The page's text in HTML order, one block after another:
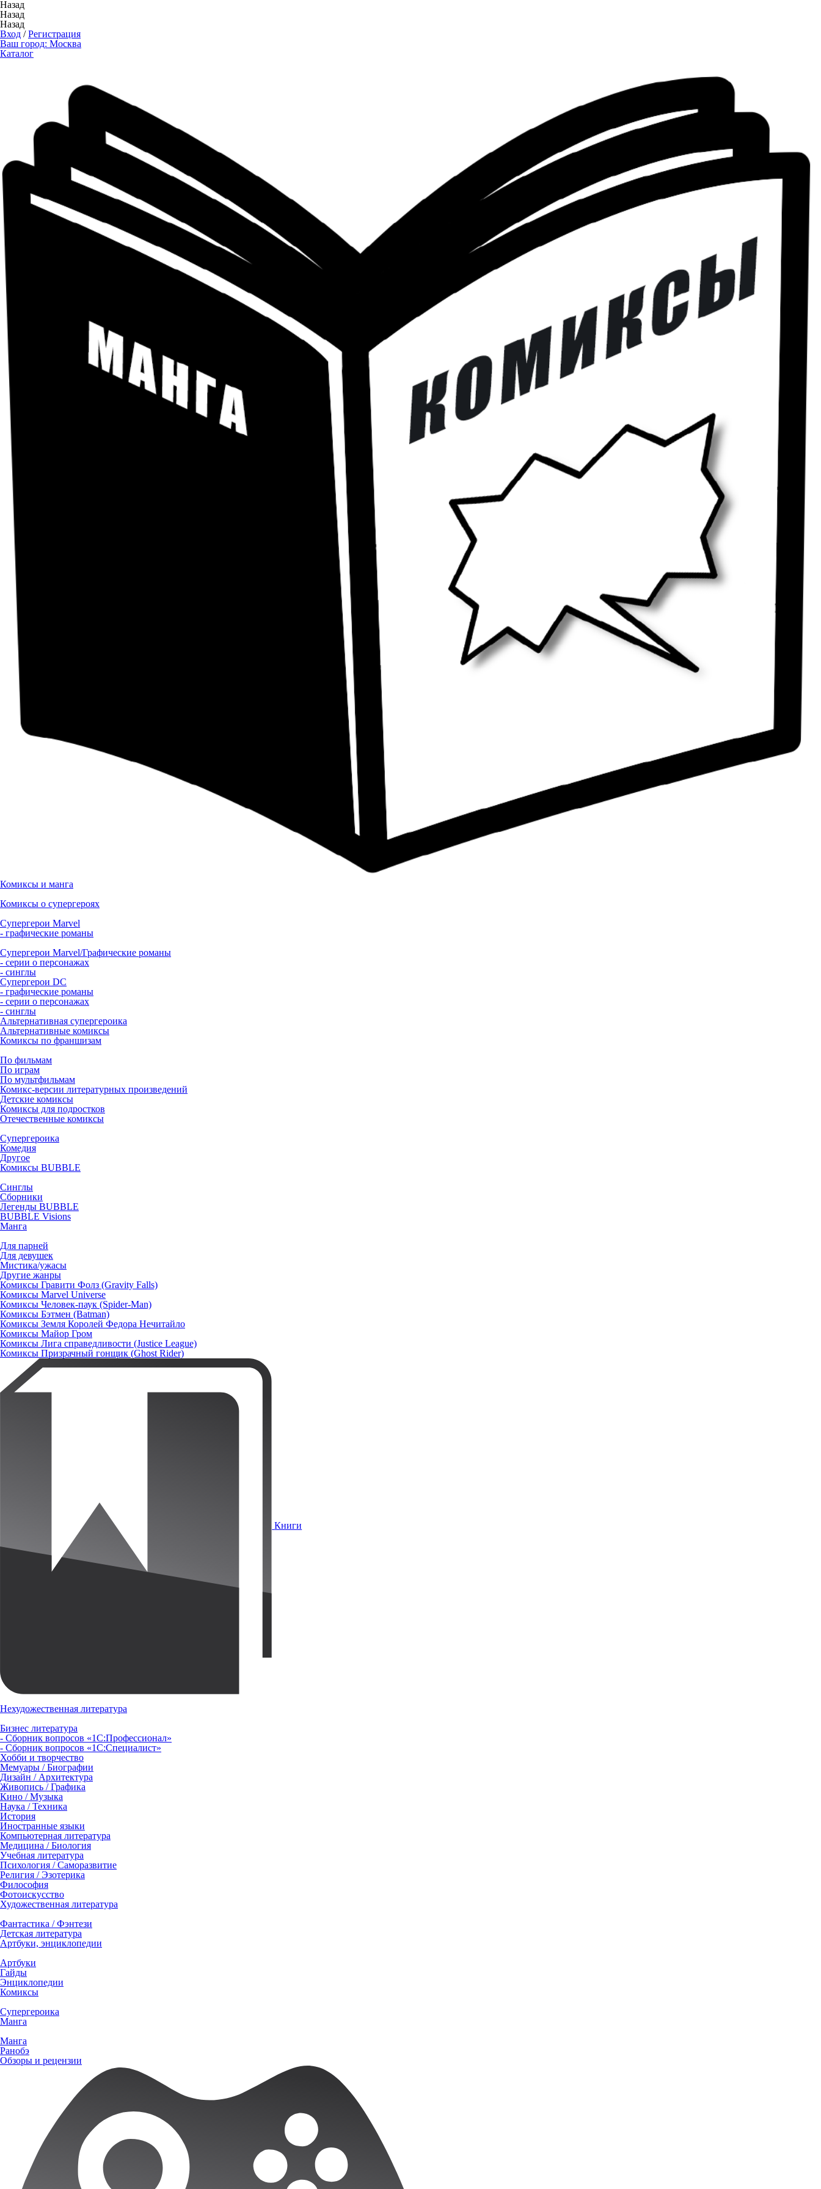
Назад
Назад
Назад
Вход /Регистрация
Ваш город: Москва
Каталог
Комиксы и манга
Комиксы о супергероях
Супергерои Marvel
- графические романы
Супергерои Marvel/Графические романы
- серии о персонажах
- синглы
Супергерои DC
- графические романы
- серии о персонажах
- синглы
Альтернативная супергероика
Альтернативные комиксы
Комиксы по франшизам
По фильмам
По играм
По мультфильмам
Комикс-версии литературных произведений
Детские комиксы
Комиксы для подростков
Отечественные комиксы
Супергероика
Комедия
Другое
Комиксы BUBBLE
Синглы
Сборники
Легенды BUBBLE
BUBBLE Visions
Манга
Для парней
Для девушек
Мистика/ужасы
Другие жанры
Комиксы Гравити Фолз (Gravity Falls)
Комиксы Marvel Universe
Комиксы Человек-паук (Spider-Man)
Комиксы Бэтмен (Batman)
Комиксы Земля Королей Федора Нечитайло
Комиксы Майор Гром
Комиксы Лига справедливости (Justice League)
Комиксы Призрачный гонщик (Ghost Rider)
Книги
Нехудожественная литература
Бизнес литература
- Сборник вопросов «1С:Профессионал»
- Сборник вопросов «1С:Специалист»
Хобби и творчество
Мемуары / Биографии
Дизайн / Архитектура
Живопись / Графика
Кино / Музыка
Наука / Техника
История
Иностранные языки
Компьютерная литература
Медицина / Биология
Учебная литература
Психология / Саморазвитие
Религия / Эзотерика
Философия
Фотоискусство
Художественная литература
Фантастика / Фэнтези
Детская литература
Артбуки, энциклопедии
Артбуки
Гайды
Энциклопедии
Комиксы
Супергероика
Манга
Манга
Ранобэ
Обзоры и рецензии